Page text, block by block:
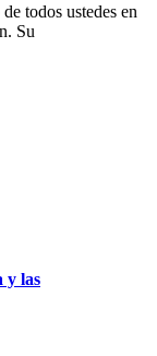
todos ustedes en
Su
y las